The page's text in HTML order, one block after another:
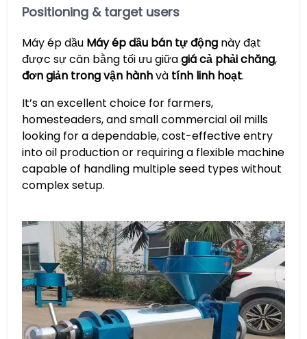
​Positioning & target users
Máy ép dầu ​Máy ép dầu bán tự động​ ​ này đạt
được sự cân bằng tối ưu giữa​giá cả phải chăng​​,
đơn giản trong vận hành​​ và ​tính linh hoạt​​.
It’s an excellent choice for farmers,
homesteaders, and small commercial oil mills
looking for a dependable, cost-effective entry
into oil production or requiring a flexible machine
capable of handling multiple seed types without
complex setup.